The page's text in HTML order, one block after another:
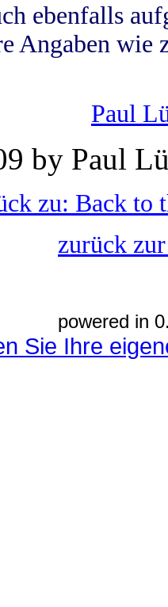
ebenfalls
Angaben wie
Paul
by Paul
zu: Back to
zurück
powered in
Sie Ihre